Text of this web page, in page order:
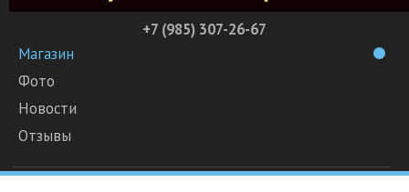
+7 (985) 307-26-67
Магазин
Фото
Новости
Отзывы